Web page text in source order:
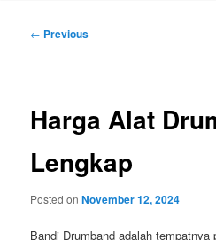
Post
← Previous
Harga Alat
Lengkap
Posted onNovember 12, 2024
Bandi Drumband adalah tempatnya